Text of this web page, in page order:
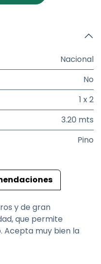
Nacional
No
1 x 2
3.20 mts
Pino
y de gran
que permite
Acepta muy bien la